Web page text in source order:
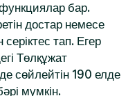
функциялар бар.
достар немесе
тап. Егер
Төлқұжат
сөйлейтін 190 елде
мүмкін.